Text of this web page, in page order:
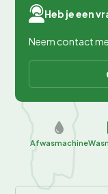
Heb je een
Neem contact
Afwasmachine